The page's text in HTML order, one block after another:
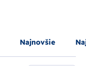
Najnovšie